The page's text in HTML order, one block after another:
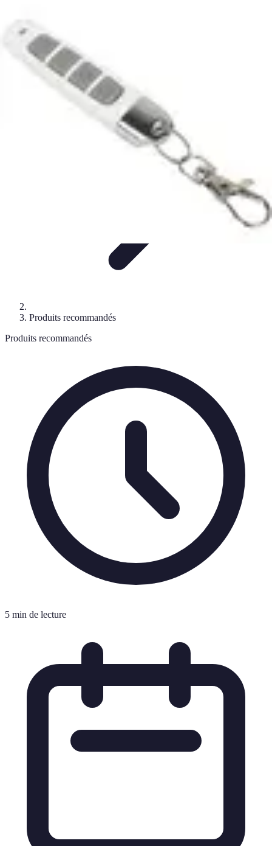
Tendances
domestiqueInformatique portable
Gadgets HiTech
Produits recommandés
Produits recommandés
5 min de lecture